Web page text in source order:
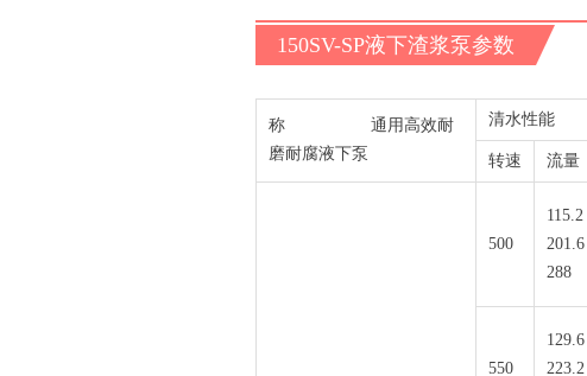
150SV-SP液下渣浆泵参数
称 通用高效耐
磨耐腐液下泵
清水性能
转速 流量
500
115.2
201.6
288
550
129.6
223.2